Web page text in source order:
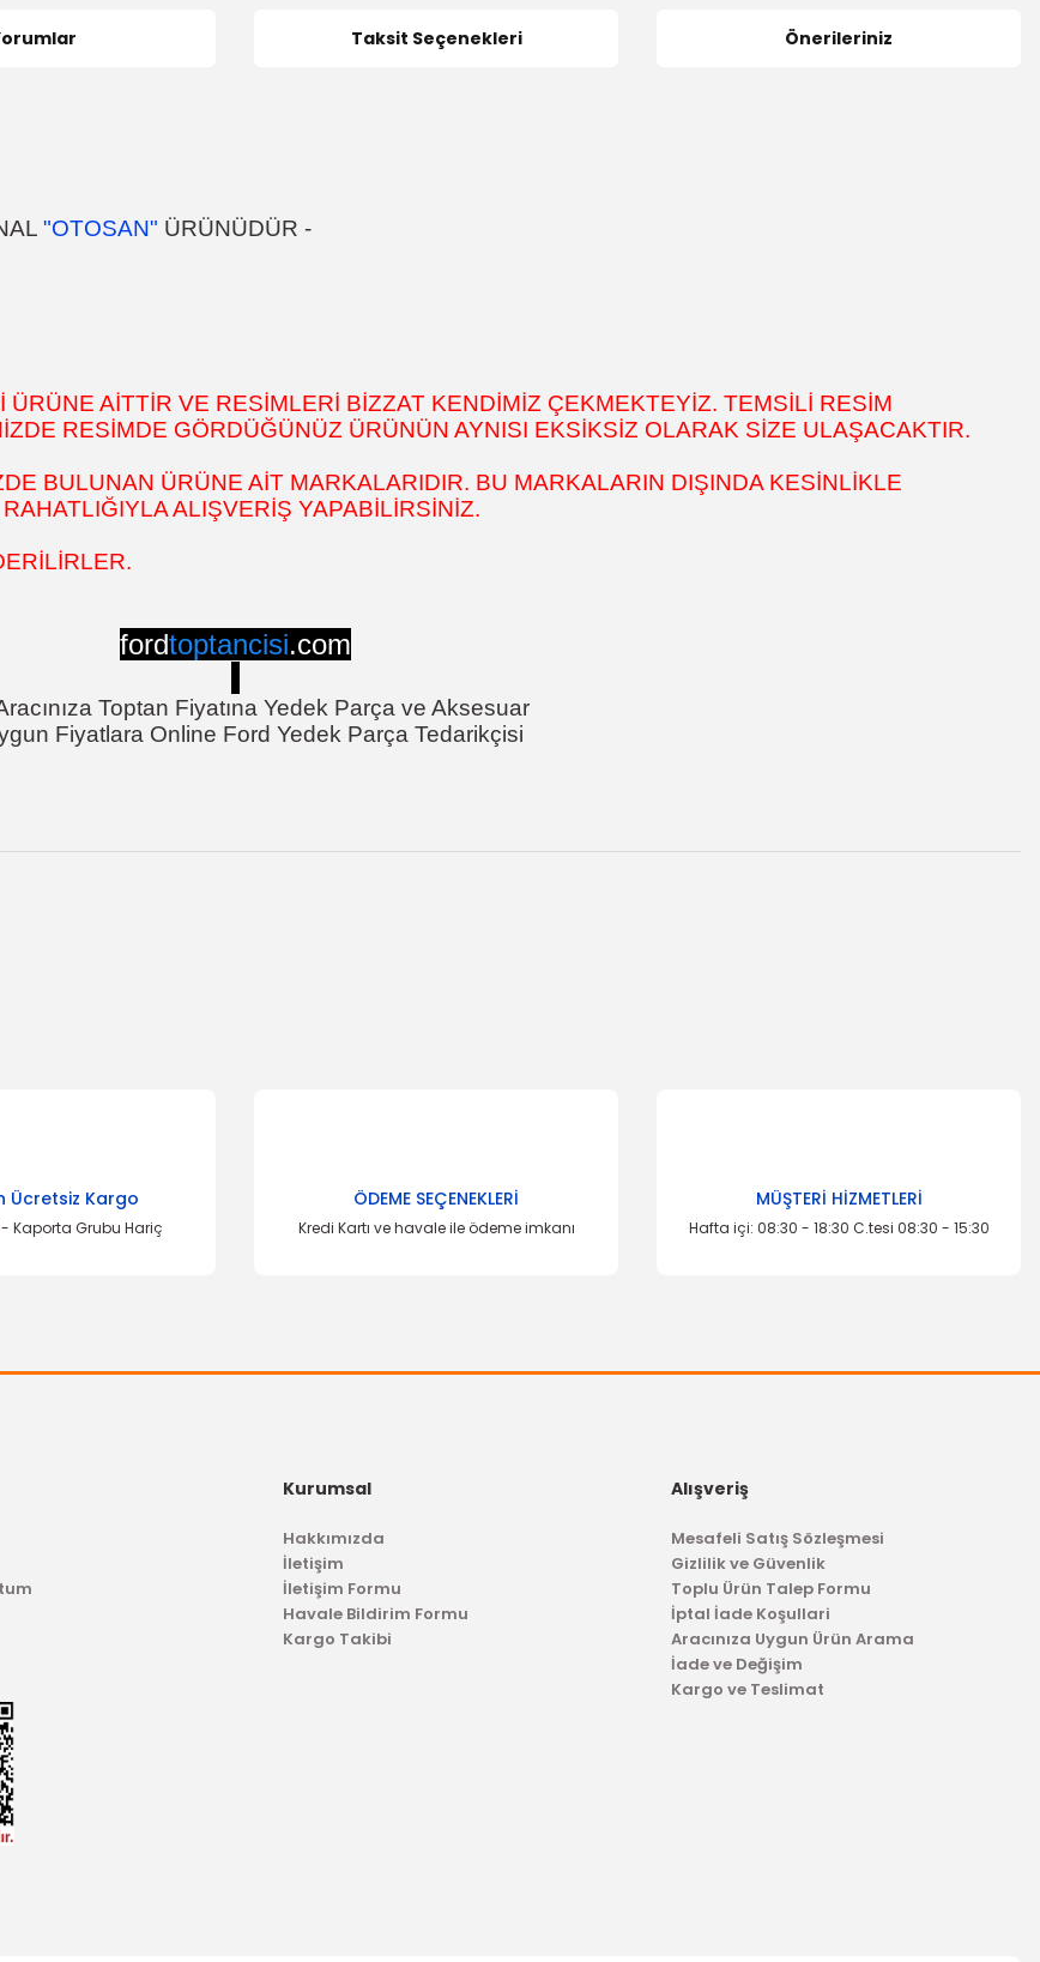
Taksit Seçenekleri Önerileriniz
"OTOSAN" ÜRÜNÜDÜR -
AİTTİR VE RESİMLERİ BİZZAT KENDİMİZ ÇEKMEKTEYİZ. TEMSİLİ RESİM
RESİMDE GÖRDÜĞÜNÜZ ÜRÜNÜN AYNISI EKSİKSİZ OLARAK SİZE ULAŞACAKTIR.
BULUNAN ÜRÜNE AİT MARKALARIDIR. BU MARKALARIN DIŞINDA KESİNLİKLE
ALIŞVERİŞ YAPABİLİRSİNİZ.
fordtoptancisi.com
Toptan Fiyatına Yedek Parça ve Aksesuar
Fiyatlara Online Ford Yedek Parça Tedarikçisi
yetersiz gördüğünüz noktaları öneri formunu kullanarak tarafımıza iletebilirsiniz.
Arka Tampon Bağlantı Braketi Focus HB Sağ
Arka Tampon Bağlantı Braketi Focus HB Sol
562,52 TL
Ücretsiz Kargo
- Kaporta Grubu Hariç
ÖDEME SEÇENEKLERİ
Kredi Kartı ve havale ile ödeme imkanı
MÜŞTERİ HİZMETLERİ
Hafta içi: 08:30 - 18:30 C.tesi 08:30 - 15:30
Kurumsal
Hakkımızda
İletişim
İletişim Formu
Havale Bildirim Formu
Kargo Takibi
Alışveriş
Mesafeli Satış Sözleşmesi
Gizlilik ve Güvenlik
Toplu Ürün Talep Formu
İptal İade Koşullari
Aracınıza Uygun Ürün Arama
İade ve Değişim
Kargo ve Teslimat